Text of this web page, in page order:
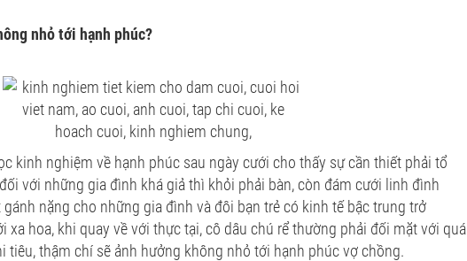
nhỏ tới hạnh phúc?
kinh nghiệm về hạnh phúc sau ngày cưới cho thấy sự cần thiết phải tổ
với những gia đình khá giả thì khỏi phải bàn, còn đám cưới linh đình
nặng cho những gia đình và đôi bạn trẻ có kinh tế bậc trung trở
xa hoa, khi quay về với thực tại, cô dâu chú rể thường phải đối mặt với quá
tiêu, thậm chí sẽ ảnh hưởng không nhỏ tới hạnh phúc vợ chồng.